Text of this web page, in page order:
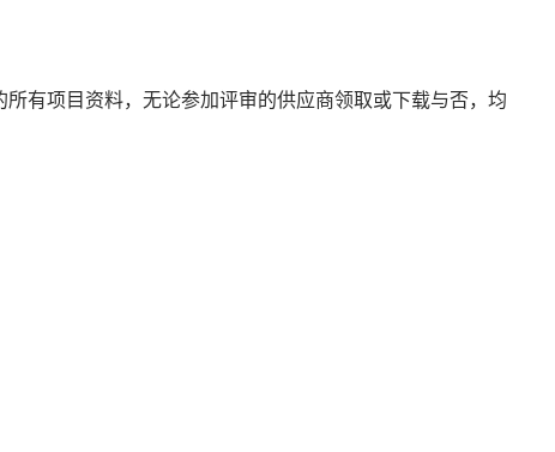
有项目资料，无论参加评审的供应商领取或下载与否，均